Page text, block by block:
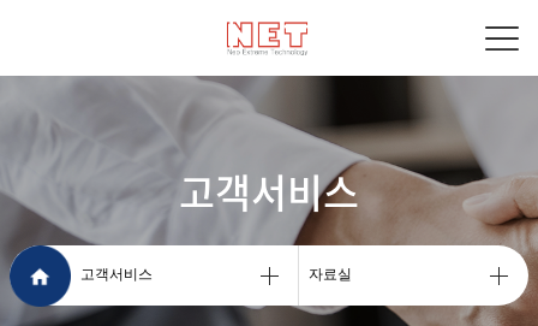
고객서비스
고객서비스 자료실